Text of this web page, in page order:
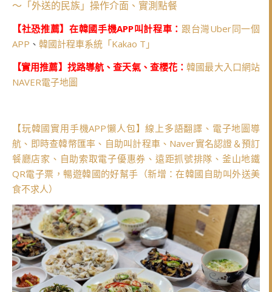
～「外送的民族」操作介面、實測點餐
【社恐推薦】在韓國手機APP叫計程車： 跟台灣Uber同一個
APP 、 韓國計程車系統「Kakao T」
【實用推薦】找路導航、查天氣、查櫻花：韓國最大入口網站
NAVER電子地圖
【玩韓國實用手機APP懶人包】線上多語翻譯、電子地圖導
航、即時查韓幣匯率、自助叫計程車、Naver實名認證＆預訂
餐廳店家、自助索取電子優惠券、遠距抓號排隊、釜山地鐵
QR電子票，暢遊韓國的好幫手（新增：在韓國自助叫外送美
食不求人）